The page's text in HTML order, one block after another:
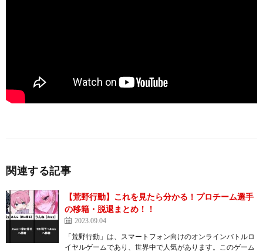
関連する記事
【荒野行動】これを見たら分かる！プロチーム選手
の移籍・脱退まとめ！！
2023.09.04
「荒野行動」は、スマートフォン向けのオンラインバトルロ
イヤルゲームであり、世界中で人気があります。このゲーム